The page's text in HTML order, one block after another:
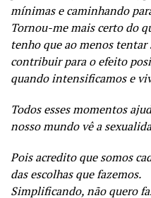
mínimas e caminhando
Tornou-me mais certo do
tenho que ao menos tentar
contribuir para o efeito
quando intensificamos e
Todos esses momentos
nosso mundo vê a
Pois acredito que somos
das escolhas que fazemos.
Simplificando, não quero